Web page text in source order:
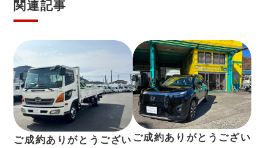
関連記事
ご成約ありがとうござい ご成約ありがとうござい